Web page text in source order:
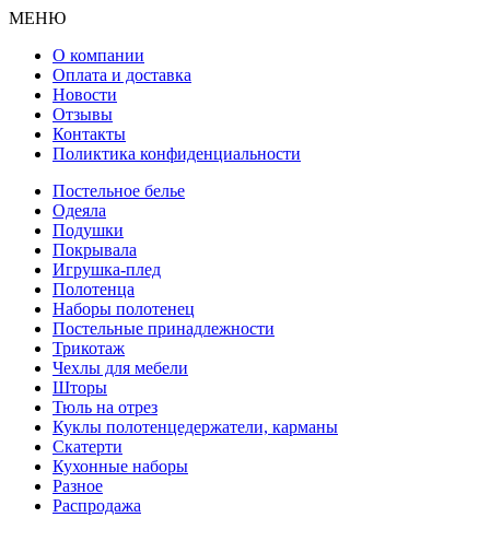
МЕНЮ
О компании
Оплата и доставка
Новости
Отзывы
Контакты
Поликтика конфиденциальности
Постельное белье
Одеяла
Подушки
Покрывала
Игрушка-плед
Полотенца
Наборы полотенец
Постельные принадлежности
Трикотаж
Чехлы для мебели
Шторы
Тюль на отрез
Куклы полотенцедержатели, карманы
Скатерти
Кухонные наборы
Разное
Распродажа